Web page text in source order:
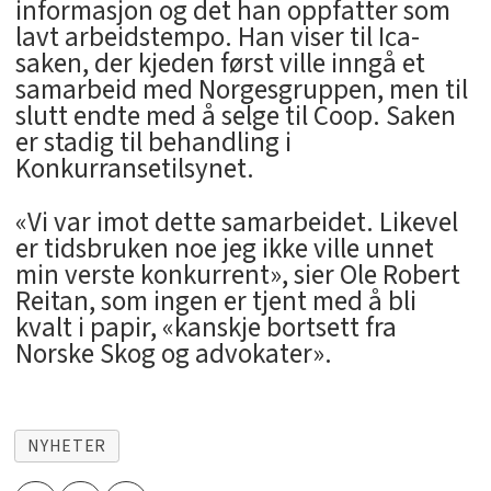
informasjon og det han oppfatter som
lavt arbeidstempo. Han viser til Ica-
saken, der kjeden først ville inngå et
samarbeid med Norgesgruppen, men til
slutt endte med å selge til Coop. Saken
er stadig til behandling i
Konkurransetilsynet.
«Vi var imot dette samarbeidet. Likevel
er tidsbruken noe jeg ikke ville unnet
min verste konkurrent», sier Ole Robert
Reitan, som ingen er tjent med å bli
kvalt i papir, «kanskje bortsett fra
Norske Skog og advokater».
NYHETER